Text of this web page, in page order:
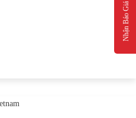
Nhận Báo Giá